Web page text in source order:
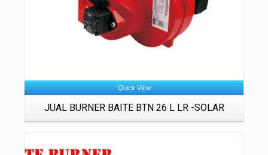
Quick View
JUAL BURNER BAITE BTN 26 L LR -SOLAR